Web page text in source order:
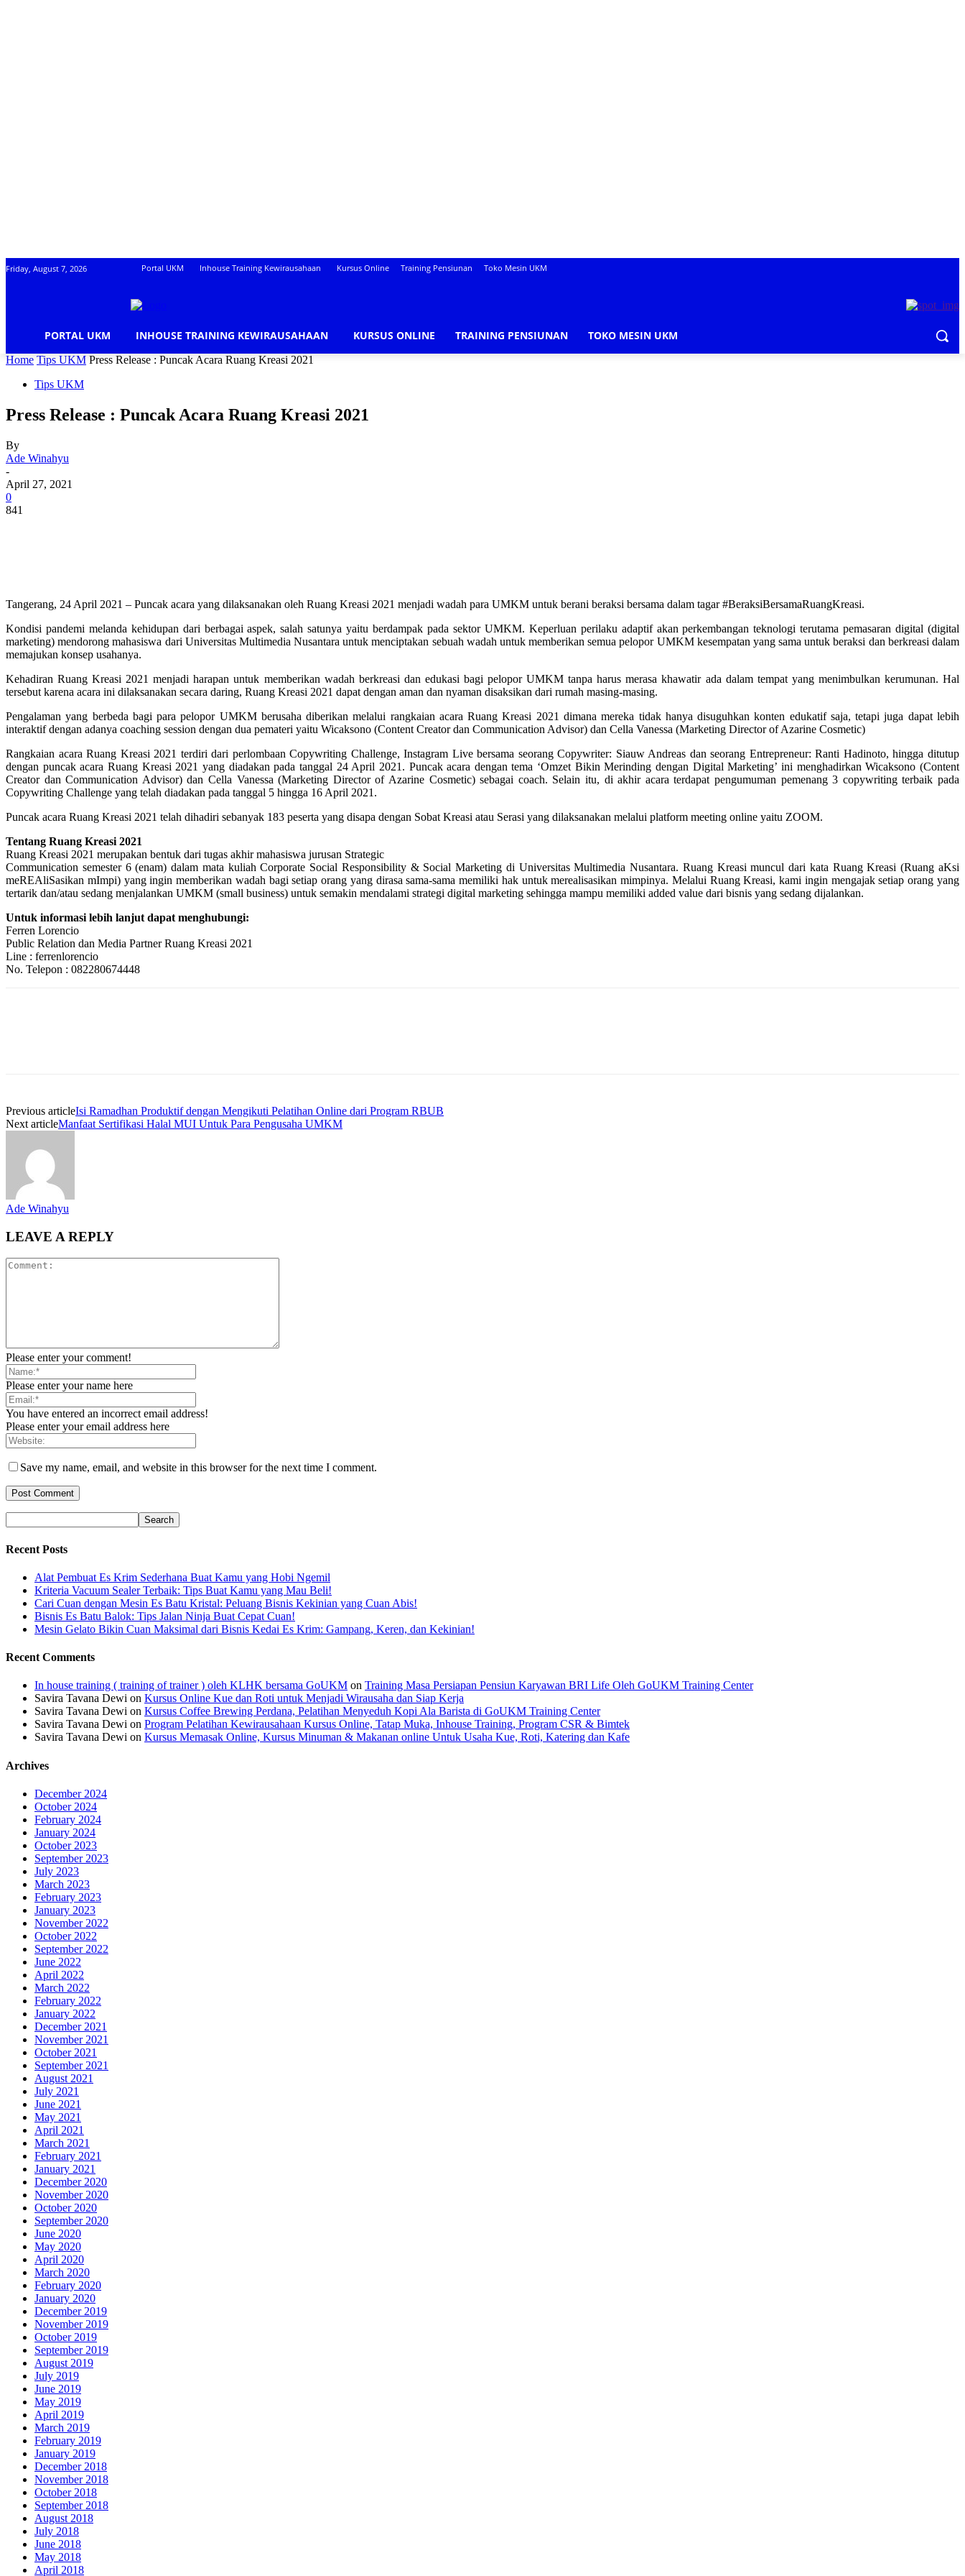
Friday, August 7, 2026 Portal UKM Inhouse Training Kewirausahaan Kursus Online Training Pensiunan Toko Mesin UKM
PORTAL UKM INHOUSE TRAINING KEWIRAUSAHAAN KURSUS ONLINE TRAINING PENSIUNAN TOKO MESIN UKM
Home Tips UKM Press Release : Puncak Acara Ruang Kreasi 2021
Tips UKM
Press Release : Puncak Acara Ruang Kreasi 2021
By
Ade Winahyu
-
April 27, 2021
0
841
Tangerang, 24 April 2021 – Puncak acara yang dilaksanakan oleh Ruang Kreasi 2021 menjadi wadah para UMKM untuk berani beraksi bersama dalam tagar #BeraksiBersamaRuangKreasi.
Kondisi pandemi melanda kehidupan dari berbagai aspek, salah satunya yaitu berdampak pada sektor UMKM. Keperluan perilaku adaptif akan perkembangan teknologi terutama pemasaran digital (digital
marketing) mendorong mahasiswa dari Universitas Multimedia Nusantara untuk menciptakan sebuah wadah untuk memberikan semua pelopor UMKM kesempatan yang sama untuk beraksi dan berkreasi dalam
memajukan konsep usahanya.
Kehadiran Ruang Kreasi 2021 menjadi harapan untuk memberikan wadah berkreasi dan edukasi bagi pelopor UMKM tanpa harus merasa khawatir ada dalam tempat yang menimbulkan kerumunan. Hal
tersebut karena acara ini dilaksanakan secara daring, Ruang Kreasi 2021 dapat dengan aman dan nyaman disaksikan dari rumah masing-masing.
Pengalaman yang berbeda bagi para pelopor UMKM berusaha diberikan melalui rangkaian acara Ruang Kreasi 2021 dimana mereka tidak hanya disuguhkan konten edukatif saja, tetapi juga dapat lebih
interaktif dengan adanya coaching session dengan dua pemateri yaitu Wicaksono (Content Creator dan Communication Advisor) dan Cella Vanessa (Marketing Director of Azarine Cosmetic)
Rangkaian acara Ruang Kreasi 2021 terdiri dari perlombaan Copywriting Challenge, Instagram Live bersama seorang Copywriter: Siauw Andreas dan seorang Entrepreneur: Ranti Hadinoto, hingga ditutup
dengan puncak acara Ruang Kreasi 2021 yang diadakan pada tanggal 24 April 2021. Puncak acara dengan tema ‘Omzet Bikin Merinding dengan Digital Marketing’ ini menghadirkan Wicaksono (Content
Creator dan Communication Advisor) dan Cella Vanessa (Marketing Director of Azarine Cosmetic) sebagai coach. Selain itu, di akhir acara terdapat pengumuman pemenang 3 copywriting terbaik pada
Copywriting Challenge yang telah diadakan pada tanggal 5 hingga 16 April 2021.
Puncak acara Ruang Kreasi 2021 telah dihadiri sebanyak 183 peserta yang disapa dengan Sobat Kreasi atau Serasi yang dilaksanakan melalui platform meeting online yaitu ZOOM.
Tentang Ruang Kreasi 2021
Ruang Kreasi 2021 merupakan bentuk dari tugas akhir mahasiswa jurusan Strategic
Communication semester 6 (enam) dalam mata kuliah Corporate Social Responsibility & Social Marketing di Universitas Multimedia Nusantara. Ruang Kreasi muncul dari kata Ruang Kreasi (Ruang aKsi
meREAliSasikan mImpi) yang ingin memberikan wadah bagi setiap orang yang dirasa sama-sama memiliki hak untuk merealisasikan mimpinya. Melalui Ruang Kreasi, kami ingin mengajak setiap orang yang
tertarik dan/atau sedang menjalankan UMKM (small business) untuk semakin mendalami strategi digital marketing sehingga mampu memiliki added value dari bisnis yang sedang dijalankan.
Untuk informasi lebih lanjut dapat menghubungi:
Ferren Lorencio
Public Relation dan Media Partner Ruang Kreasi 2021
Line : ferrenlorencio
No. Telepon : 082280674448
Previous articleIsi Ramadhan Produktif dengan Mengikuti Pelatihan Online dari Program RBUB
Next articleManfaat Sertifikasi Halal MUI Untuk Para Pengusaha UMKM
Ade Winahyu
LEAVE A REPLY
Please enter your comment!
Please enter your name here
You have entered an incorrect email address!
Please enter your email address here
Save my name, email, and website in this browser for the next time I comment.
Recent Posts
Alat Pembuat Es Krim Sederhana Buat Kamu yang Hobi Ngemil
Kriteria Vacuum Sealer Terbaik: Tips Buat Kamu yang Mau Beli!
Cari Cuan dengan Mesin Es Batu Kristal: Peluang Bisnis Kekinian yang Cuan Abis!
Bisnis Es Batu Balok: Tips Jalan Ninja Buat Cepat Cuan!
Mesin Gelato Bikin Cuan Maksimal dari Bisnis Kedai Es Krim: Gampang, Keren, dan Kekinian!
Recent Comments
In house training ( training of trainer ) oleh KLHK bersama GoUKM on Training Masa Persiapan Pensiun Karyawan BRI Life Oleh GoUKM Training Center
Savira Tavana Dewi on Kursus Online Kue dan Roti untuk Menjadi Wirausaha dan Siap Kerja
Savira Tavana Dewi on Kursus Coffee Brewing Perdana, Pelatihan Menyeduh Kopi Ala Barista di GoUKM Training Center
Savira Tavana Dewi on Program Pelatihan Kewirausahaan Kursus Online, Tatap Muka, Inhouse Training, Program CSR & Bimtek
Savira Tavana Dewi on Kursus Memasak Online, Kursus Minuman & Makanan online Untuk Usaha Kue, Roti, Katering dan Kafe
Archives
December 2024
October 2024
February 2024
January 2024
October 2023
September 2023
July 2023
March 2023
February 2023
January 2023
November 2022
October 2022
September 2022
June 2022
April 2022
March 2022
February 2022
January 2022
December 2021
November 2021
October 2021
September 2021
August 2021
July 2021
June 2021
May 2021
April 2021
March 2021
February 2021
January 2021
December 2020
November 2020
October 2020
September 2020
June 2020
May 2020
April 2020
March 2020
February 2020
January 2020
December 2019
November 2019
October 2019
September 2019
August 2019
July 2019
June 2019
May 2019
April 2019
March 2019
February 2019
January 2019
December 2018
November 2018
October 2018
September 2018
August 2018
July 2018
June 2018
May 2018
April 2018